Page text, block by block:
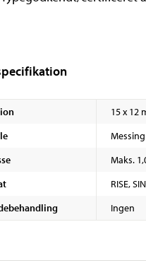
15 x 12
Messing
Maks.
RISE,
Ingen